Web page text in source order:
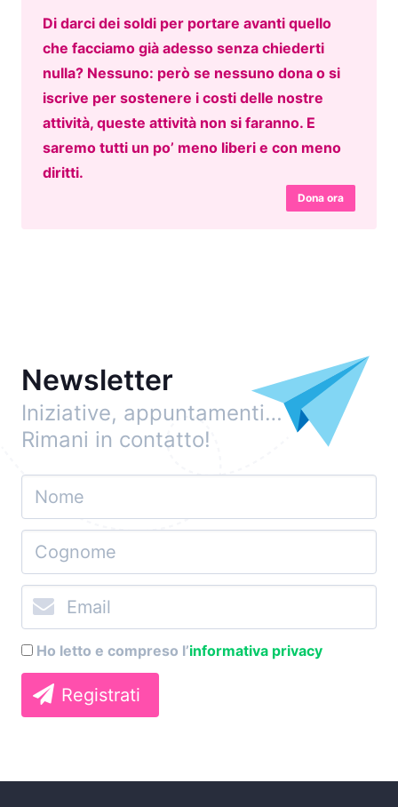
Di darci dei soldi per portare avanti quello
che facciamo già adesso senza chiederti
nulla? Nessuno: però se nessuno dona o si
iscrive per sostenere i costi delle nostre
attività, queste attività non si faranno. E
saremo tutti un po’ meno liberi e con meno
diritti.
Dona ora
Newsletter
Iniziative, appuntamenti…
Rimani in contatto!
Ho letto e compreso l’informativa privacy
Registrati